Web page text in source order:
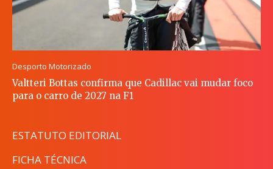
Desporto Motorizado
Valtteri Bottas confirma que Cadillac vai mudar foco
para o carro de 2027 na F1
ESTATUTO EDITORIAL
FICHA TÉCNICA